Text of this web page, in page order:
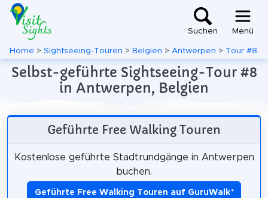
Suchen Menü
Home > Sightseeing-Touren > Belgien > Antwerpen > Tour #8
Selbst-geführte Sightseeing-Tour #8
in Antwerpen, Belgien
Geführte Free Walking Touren
Kostenlose geführte Stadtrundgänge in Antwerpen
buchen.
Geführte Free Walking Touren auf GuruWalk*